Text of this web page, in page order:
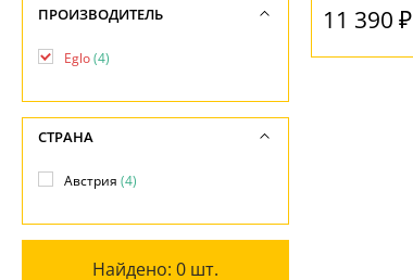
+7 (495) 255-03-21- бесплатная доставка
11 390 ₽
Пластик
ЦВЕТ ПЛАФОНОВ
Белый(2)
Матовый(2)
-
ПРОИЗВОДИТЕЛЬ
Eglo(4)
СТРАНА
Австрия (4)
Найдено: 0 шт.